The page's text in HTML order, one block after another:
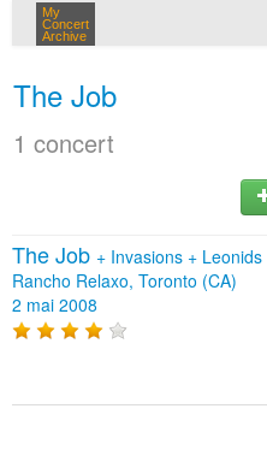
My
Concert
Archive
The Job
1 concert
The Job + Invasions + Leonids
Rancho Relaxo, Toronto (CA)
2 mai 2008